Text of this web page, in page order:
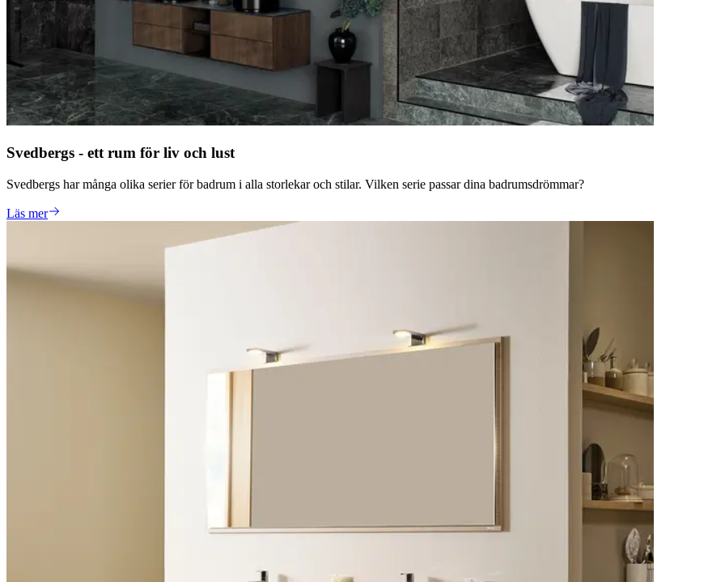
Svedbergs - ett rum för liv och lust
Svedbergs har många olika serier för badrum i alla storlekar och stilar. Vilken serie passar dina badrumsdrömmar?
Läs mer